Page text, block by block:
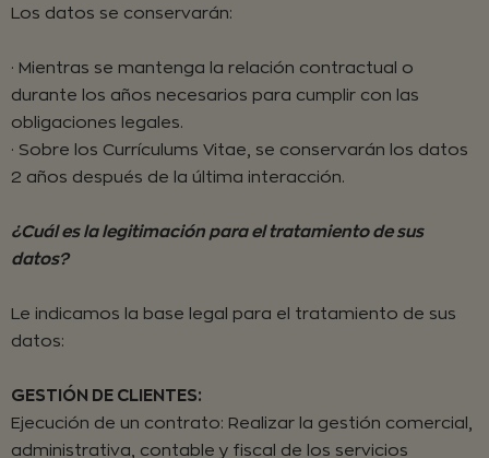
Los datos se conservarán:
· Mientras se mantenga la relación contractual o
durante los años necesarios para cumplir con las
obligaciones legales.
· Sobre los Currículums Vitae, se conservarán los datos
2 años después de la última interacción.
¿Cuál es la legitimación para el tratamiento de sus
datos?
Le indicamos la base legal para el tratamiento de sus
datos:
GESTIÓN DE CLIENTES:
Ejecución de un contrato: Realizar la gestión comercial,
administrativa, contable y fiscal de los servicios